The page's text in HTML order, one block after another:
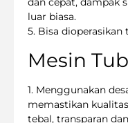
luar biasa.
5. Bisa dioperasikan
Mesin
1. Menggunakan
memastikan
tebal, transparan